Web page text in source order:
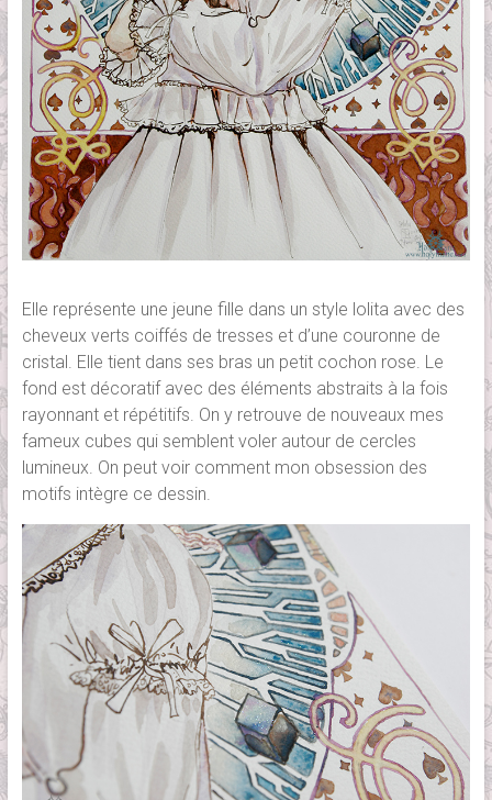
Elle représente une jeune fille dans un style lolita avec des
cheveux verts coiffés de tresses et d’une couronne de
cristal. Elle tient dans ses bras un petit cochon rose. Le
fond est décoratif avec des éléments abstraits à la fois
rayonnant et répétitifs. On y retrouve de nouveaux mes
fameux cubes qui semblent voler autour de cercles
lumineux. On peut voir comment mon obsession des
motifs intègre ce dessin.